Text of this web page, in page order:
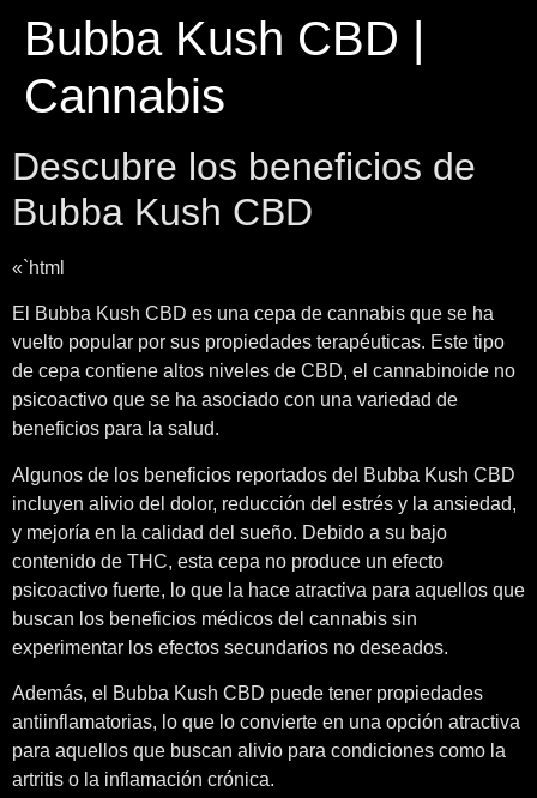
Bubba Kush CBD |
Cannabis
Descubre los beneficios de
Bubba Kush CBD
«`html
El Bubba Kush CBD es una cepa de cannabis que se ha
vuelto popular por sus propiedades terapéuticas. Este tipo
de cepa contiene altos niveles de CBD, el cannabinoide no
psicoactivo que se ha asociado con una variedad de
beneficios para la salud.
Algunos de los beneficios reportados del Bubba Kush CBD
incluyen alivio del dolor, reducción del estrés y la ansiedad,
y mejoría en la calidad del sueño. Debido a su bajo
contenido de THC, esta cepa no produce un efecto
psicoactivo fuerte, lo que la hace atractiva para aquellos que
buscan los beneficios médicos del cannabis sin
experimentar los efectos secundarios no deseados.
Además, el Bubba Kush CBD puede tener propiedades
antiinflamatorias, lo que lo convierte en una opción atractiva
para aquellos que buscan alivio para condiciones como la
artritis o la inflamación crónica.